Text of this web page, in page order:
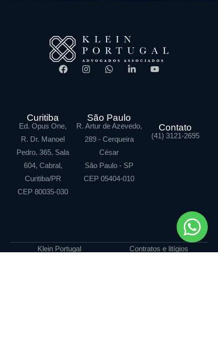
Curitiba
Ed. Opus One,
R. Dr. Manoel
Pedro, 365, Sala
604, Cabral,
Curitiba/PR
CEP 80035-030
São Paulo
R. Artur de Azevedo,
289 - Cerqueira
César
São Paulo - SP
CEP 05404-010
Contato
(41) 3121-2695
Klein Portugal
Contratos e litígios